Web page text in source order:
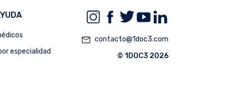
especialidad
mail_outline contacto@1doc3.com
© 1DOC3 2026